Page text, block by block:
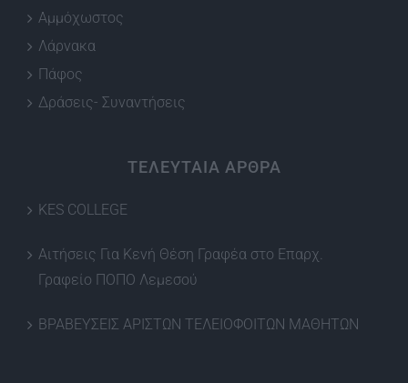
Αμμόχωστος
Λάρνακα
Πάφος
Δράσεις- Συναντήσεις
ΤΕΛΕΥΤΑΙΑ ΑΡΘΡΑ
KES COLLEGE
Αιτήσεις Για Κενή Θέση Γραφέα στο Επαρχ.
Γραφείο ΠΟΠΟ Λεμεσού
ΒΡΑΒΕΥΣΕΙΣ ΑΡΙΣΤΩΝ ΤΕΛΕΙΟΦΟΙΤΩΝ ΜΑΘΗΤΩΝ